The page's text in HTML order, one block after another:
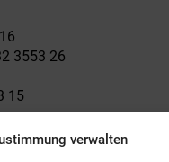
verwalten
3553 26
15